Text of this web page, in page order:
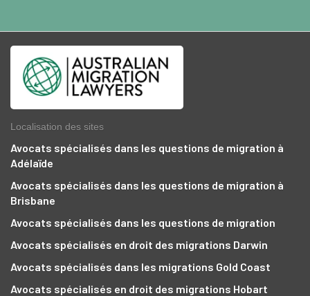
Localisation des sites
Avocats spécialisés dans les questions de migration à
Adélaïde
Avocats spécialisés dans les questions de migration à
Brisbane
Avocats spécialisés dans les questions de migration
Avocats spécialisés en droit des migrations Darwin
Avocats spécialisés dans les migrations Gold Coast
Avocats spécialisés en droit des migrations Hobart